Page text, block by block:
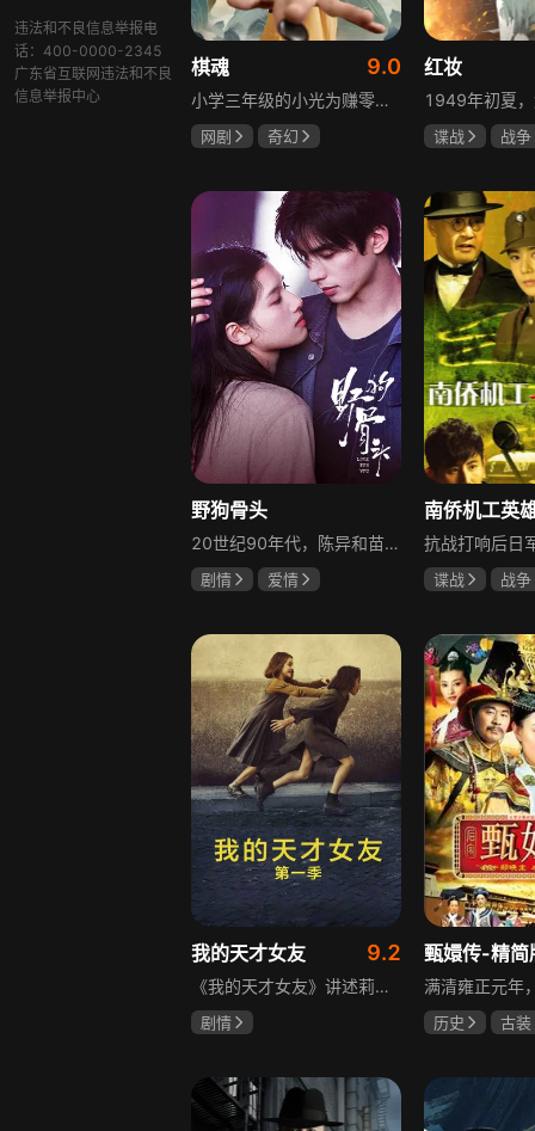
违法和不良信息举报电
话：400-0000-2345
广东省互联网违法和不良
信息举报中心
棋魂 9.0
小学三年级的小光为赚零用钱到爷爷家寻宝，偶然翻出旧棋盘，接触棋盘的一瞬间，附身棋盘中的棋士褚嬴的灵魂进入了小光体内。后来小光在学校围棋会所结识少年天才小亮，为测试褚嬴实力，小光贸然与小亮对弈并小胜，他误以为褚嬴棋力平平，小亮却大受打击。数日后小亮再次挑战，再次惨败在褚嬴手下，二人从此成了相爱相杀的棋坛宿敌。在褚嬴指导下，小光进步神速，逐渐对围棋产生兴趣，最终在全国大赛与小亮激战中，褚嬴下出绝妙一局，小光却看出更高一着，终于在自己努力、褚嬴帮助和与小亮的磨练中，独立对弈，燃起真正的棋魂。
网剧
奇幻
红妆
谍战
战争
野狗骨头
20世纪90年代，陈异和苗靖因父母相识结缘，从充满敌意到彼此依靠，后因家庭变故不得不相依为命。大学时苗靖告白，陈异却因纵火案逼她离开藤城。多年后重逢，陈异为保护苗靖以身入局，两人并肩对抗走私团伙，最终陈异告白，两人终成眷属。
剧情
爱情
谍战
战争
我的天才女友 9.2
《我的天才女友》讲述莉拉和莱侬这对好朋友的童年与少年时代。故事从友情开始，描绘女性友情的微妙变化——她们相互支持、妒忌和猜疑，又不断向外拓展，在与外部世界的试探中为自己塑形。莉拉聪明漂亮，莱侬羡慕她的天赋与决断力，两人都视对方为隐秘镜子，暗暗角力，展现女性成长中的复杂关系与自我探寻。
剧情
玛格丽塔·马祖可
甄嬛传-精简
历史
古装